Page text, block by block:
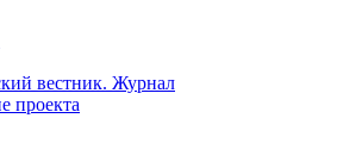
вестник. Журнал
проекта